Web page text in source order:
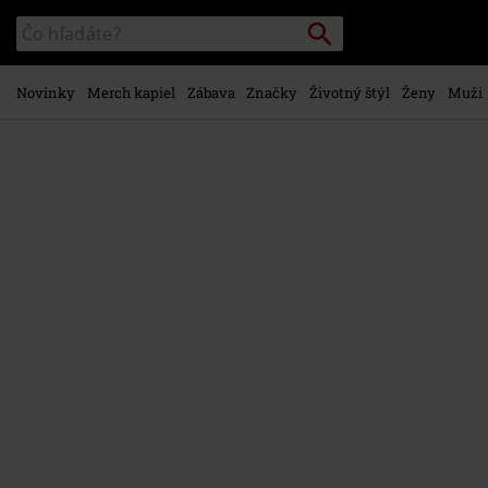
na
hlavný
obsah
Katalóg
vyhľadávania
Vyhľadávanie
Novinky Merch kapiel Zábava Značky Životný štýl Ženy Muži